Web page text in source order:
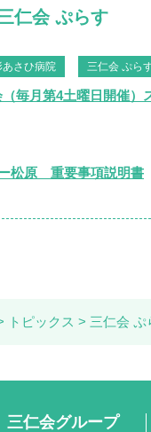
仁会 ぷらす
さひ病院 三仁会 ぷら
毎月第4土曜日開催）
松原 重要事項説明書
トピックス 三仁会 ぷ
三仁会グループ